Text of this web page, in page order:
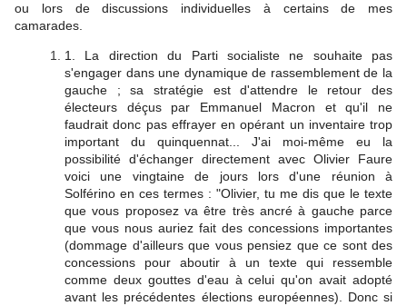
ou lors de discussions individuelles à certains de mes
camarades.
1. La direction du Parti socialiste ne souhaite pas
s'engager dans une dynamique de rassemblement de la
gauche ; sa stratégie est d'attendre le retour des
électeurs déçus par Emmanuel Macron et qu'il ne
faudrait donc pas effrayer en opérant un inventaire trop
important du quinquennat... J'ai moi-même eu la
possibilité d'échanger directement avec Olivier Faure
voici une vingtaine de jours lors d'une réunion à
Solférino en ces termes : "Olivier, tu me dis que le texte
que vous proposez va être très ancré à gauche parce
que vous nous auriez fait des concessions importantes
(dommage d'ailleurs que vous pensiez que ce sont des
concessions pour aboutir à un texte qui ressemble
comme deux gouttes d'eau à celui qu'on avait adopté
avant les précédentes élections européennes). Donc si